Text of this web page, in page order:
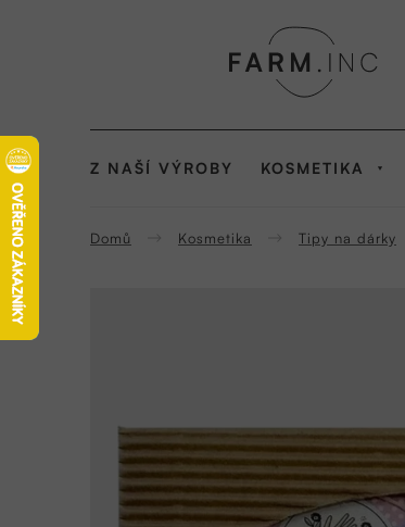
Z NAŠÍ VÝROBY KOSMETIKA
Domů Kosmetika Tipy na dárky